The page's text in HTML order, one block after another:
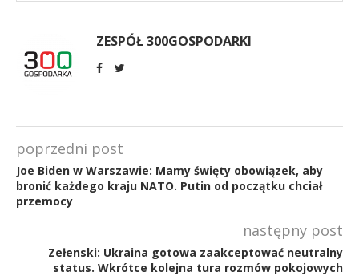
ZESPÓŁ 300GOSPODARKI
poprzedni post
Joe Biden w Warszawie: Mamy święty obowiązek, aby
bronić każdego kraju NATO. Putin od początku chciał
przemocy
następny post
Zełenski: Ukraina gotowa zaakceptować neutralny
status. Wkrótce kolejna tura rozmów pokojowych